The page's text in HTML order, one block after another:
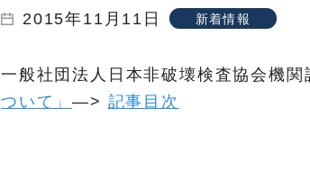
2015年11月11日 新着情報
一般社団法人日本非破壊検査協会機
ついて」—> 記事目次